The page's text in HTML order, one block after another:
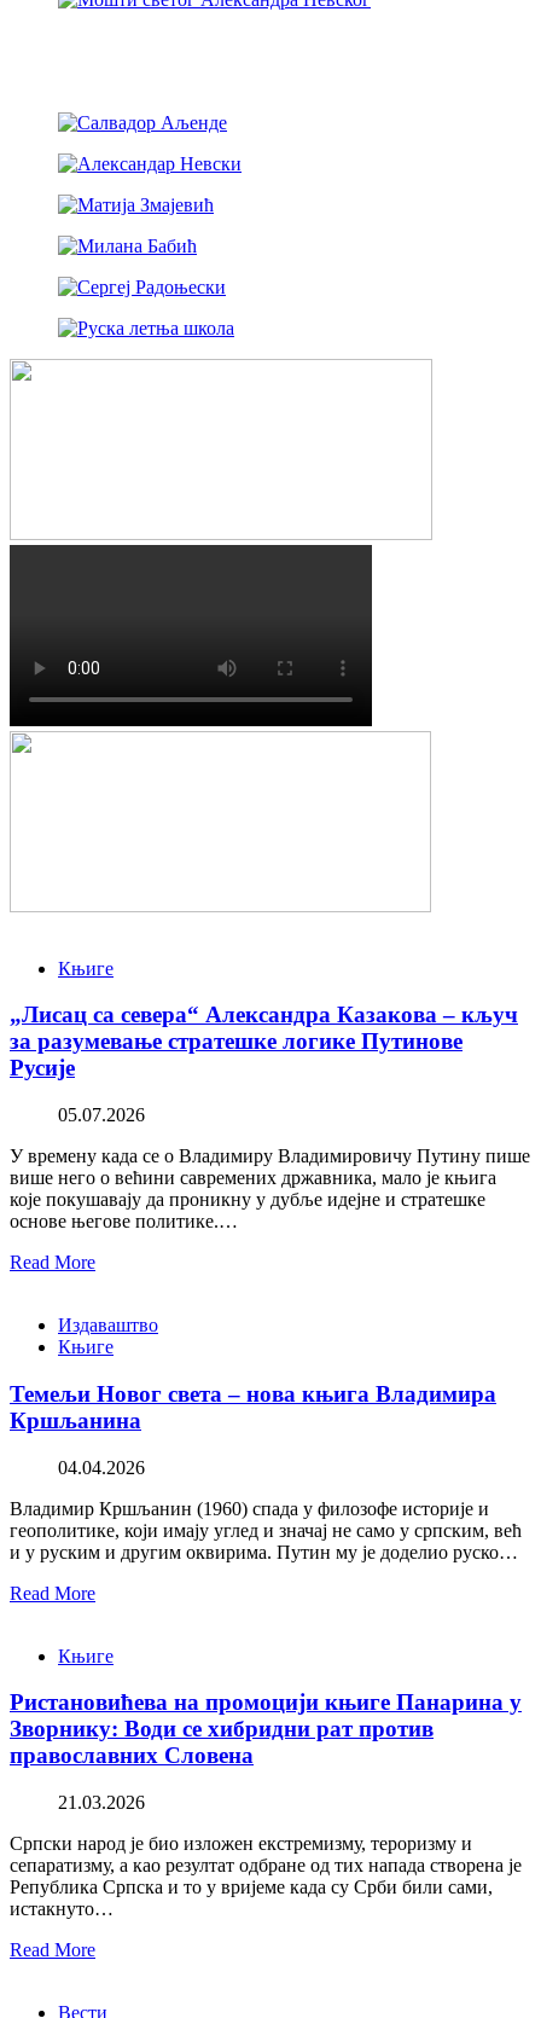
Књиге
„Лисац са севера“ Александра Казакова – кључ
за разумевање стратешке логике Путинове
Русије
05.07.2026
У времену када се о Владимиру Владимировичу Путину пише
више него о већини савремених државника, мало је књига
које покушавају да проникну у дубље идејне и стратешке
основе његове политике.…
Read More
Издаваштво
Књиге
Темељи Новог света – нова књига Владимира
Кршљанина
04.04.2026
Владимир Кршљанин (1960) спада у филозофе историје и
геополитике, који имају углед и значај не само у српским, већ
и у руским и другим оквирима. Путин му је доделио руско…
Read More
Књиге
Ристановићева на промоцији књиге Панарина у
Зворнику: Води се хибридни рат против
православних Словена
21.03.2026
Српски народ је био изложен екстремизму, тероризму и
сепаратизму, а као резултат одбране од тих напада створена је
Република Српска и то у вријеме када су Срби били сами,
истакнуто…
Read More
Вести